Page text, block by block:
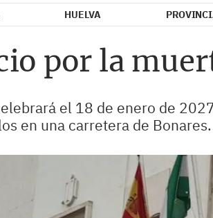
HUELVA
por la
el 18 de enero de
en una carretera de Bonares.